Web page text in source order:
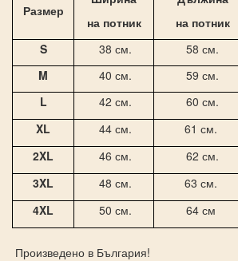
Размер
на потник
на потник
S
38 см.
58 см.
M
40 см.
59 см.
L
42 см.
60 см.
XL
44 см.
61 см.
2XL
46 см.
62 см.
3XL
48 см.
63 см.
4XL
50 см. 64 см
Произведено в България!